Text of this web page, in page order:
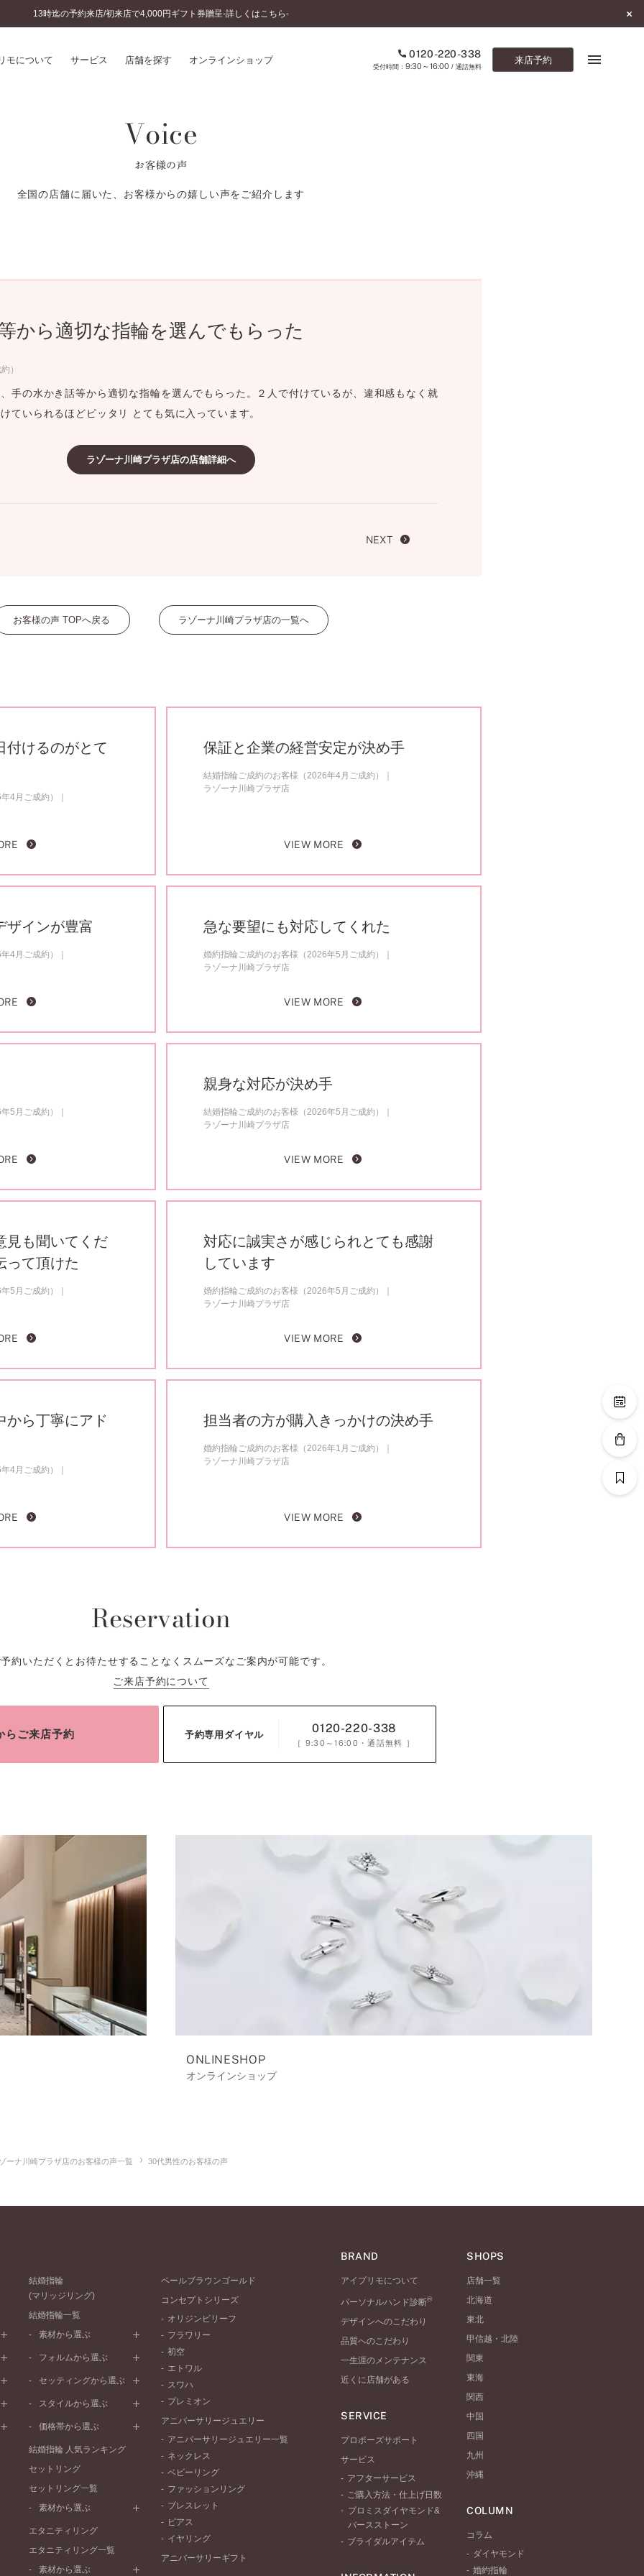
13時迄の予約来店/初来店で4,000円ギフト券贈呈-詳しくはこちら-
モについて サービス 店舗を探す オンラインショップ 0120-220-338
9:30～16:00/ 通話無料
来店予約
のこだわり
スダイヤモンド&バースストー
ーズサポート
婚約指輪とは
結婚指輪とは
セットリングとは
ショップブログ
Voice
お客様の声
全国の店舗に届いた、お客様からの嬉しい声をご紹介します
から適切な指輪を選んでもらった
）
手の水かき話等から適切な指輪を選んでもらった。２人で付けているが、違和感もなく就
ていられるほどピッタリ とても気に入っています。
ラゾーナ川崎プラザ店の店舗詳細へ
NEXT
お客様の声 TOPへ戻る ラゾーナ川崎プラザ店の一覧へ
付けるのがとて
4月ご成約）
保証と企業の経営安定が決め手
結婚指輪ご成約のお客様（2026年4月ご成約）
ラゾーナ川崎プラザ店
VIEW MORE
ザインが豊富
4月ご成約）
急な要望にも対応してくれた
婚約指輪ご成約のお客様（2026年5月ご成約）
ラゾーナ川崎プラザ店
VIEW MORE
5月ご成約）
親身な対応が決め手
結婚指輪ご成約のお客様（2026年5月ご成約）
ラゾーナ川崎プラザ店
VIEW MORE
見も聞いてくだ
って頂けた
5月ご成約）
対応に誠実さが感じられとても感謝
しています
婚約指輪ご成約のお客様（2026年5月ご成約）
ラゾーナ川崎プラザ店
VIEW MORE
から丁寧にアド
4月ご成約）
担当者の方が購入きっかけの決め手
婚約指輪ご成約のお客様（2026年1月ご成約）
ラゾーナ川崎プラザ店
VIEW MORE
Reservation
約いただくとお待たせすることなくスムーズなご案内が可能です。
ご来店予約について
らご来店予約 予約専用ダイヤル 0120-220-338
［ 9:30～16:00 ・通話無料 ］
ONLINESHOP
オンラインショップ
ーナ川崎プラザ店のお客様の声一覧 30代男性のお客様の声
結婚指輪
(マリッジリング)
結婚指輪一覧
素材から選ぶ
プラチナ
ピンクゴールド
ペールブラウンゴールド
フォルムから選ぶ
ストレートライン
V字ライン
セッティングから選ぶ
プレーン
セベラルメレ
ラインメレ
スタイルから選ぶ
シンプル
モード
エレガント
ゴージャス
価格帯から選ぶ
50万円～
20万円～30万円
10万円～20万円
結婚指輪 人気ランキング
セットリング
セットリング一覧
素材から選ぶ
プラチナ
エタニティリング
エタニティリング一覧
素材から選ぶ
ペールブラウンゴールド
コンセプトシリーズ
オリジンビリーフ
フラワリー
初空
エトワル
スワハ
プレミオン
アニバーサリージュエリー
アニバーサリージュエリー一覧
ネックレス
ベビーリング
ファッションリング
ブレスレット
ピアス
イヤリング
アニバーサリーギフト
BRAND
アイプリモについて
パーソナルハンド診断®
デザインへのこだわり
品質へのこだわり
一生涯のメンテナンス
近くに店舗がある
SERVICE
プロポーズサポート
サービス
アフターサービス
ご購入方法・仕上げ日数
プロミスダイヤモンド&
バースストーン
ブライダルアイテム
SHOPS
店舗一覧
北海道
東北
甲信越・北陸
関東
東海
関西
中国
四国
九州
沖縄
COLUMN
コラム
ダイヤモンド
婚約指輪